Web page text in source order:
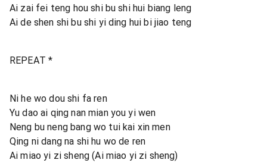
Ai zai fei teng hou shi bu shi hui biang leng
Ai de shen shi bu shi yi ding hui bi jiao teng
REPEAT *
Ni he wo dou shi fa ren
Yu dao ai qing nan mian you yi wen
Neng bu neng bang wo tui kai xin men
Qing ni dang na shi hu wo de ren
Ai miao yi zi sheng (Ai miao yi zi sheng)